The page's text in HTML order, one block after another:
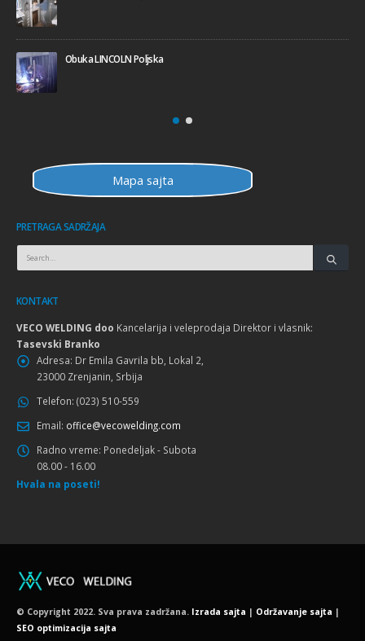
Poseta INTERWELD Mađarska 02.2010
Mapa sajta
PRETRAGA SADRŽAJA
KONTAKT
VECO WELDING doo Kancelarija i veleprodaja Direktor i vlasnik:
Tasevski Branko
Adresa: Dr Emila Gavrila bb, Lokal 2,
23000 Zrenjanin, Srbija
Telefon: (023) 510-559
Email: office@vecowelding.com
Radno vreme: Ponedeljak - Subota
08.00 - 16.00
Hvala na poseti!
© Copyright 2022. Sva prava zadržana. Izrada sajta | Održavanje sajta |
SEO optimizacija sajta